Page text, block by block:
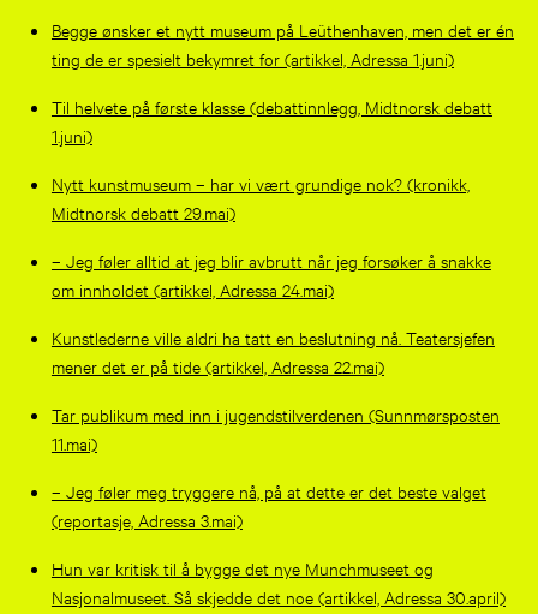
Begge ønsker et nytt museum på Leüthenhaven, men det er én
ting de er spesielt bekymret for (artikkel, Adressa 1.juni)
Til helvete på første klasse (debattinnlegg, Midtnorsk debatt
1.juni)
Nytt kunstmuseum – har vi vært grundige nok? (kronikk,
Midtnorsk debatt 29.mai)
– Jeg føler alltid at jeg blir avbrutt når jeg forsøker å snakke
om innholdet (artikkel, Adressa 24.mai)
Kunstlederne ville aldri ha tatt en beslutning nå. Teatersjefen
mener det er på tide (artikkel, Adressa 22.mai)
Tar publikum med inn i jugend­stil­verdenen (Sunnmørsposten
11.mai)
– Jeg føler meg tryggere nå, på at dette er det beste valget
(reportasje, Adressa 3.mai)
Hun var kritisk til å bygge det nye Munchmuseet og
Nasjonalmuseet. Så skjedde det noe (artikkel, Adressa 30.april)